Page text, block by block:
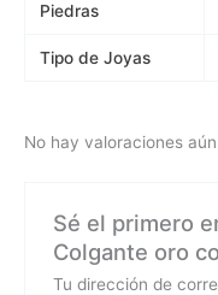
Piedras
Tipo de Joyas
No hay valoraciones
Sé el primero
Colgante oro
Tu dirección de